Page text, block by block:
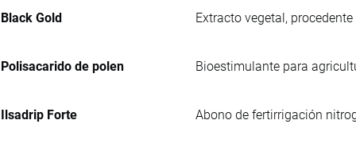
Black Gold Extracto vegetal,
Polisacarido de polen Bioestimulante para
Ilsadrip Forte Abono de fertirrigación